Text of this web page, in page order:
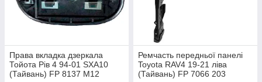
Права вкладка дзеркала
Тойота Рів 4 94-01 SXA10
(Тайвань) FP 8137 M12
Ремчасть передньої панелі
Toyota RAV4 19-21 ліва
(Тайвань) FP 7066 203